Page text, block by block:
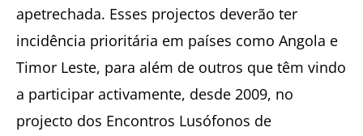
apetrechada. Esses projectos deverão ter
incidência prioritária em países como Angola e
Timor Leste, para além de outros que têm vindo
a participar activamente, desde 2009, no
projecto dos Encontros Lusófonos de